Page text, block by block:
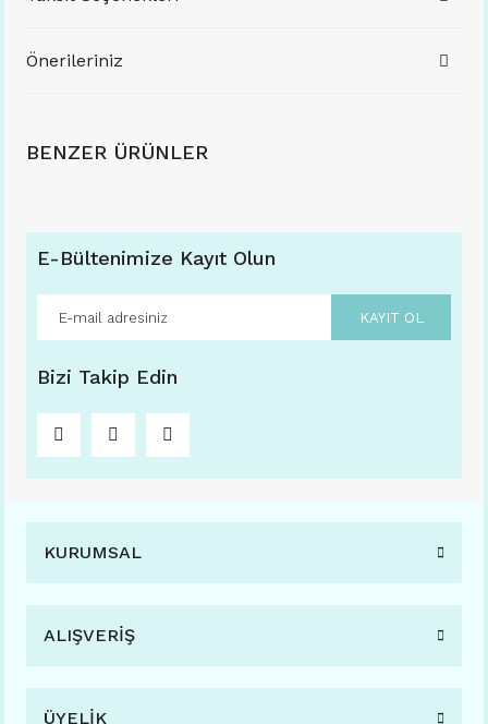
Önerileriniz
BENZER ÜRÜNLER
VOGS RETRO 626 48-18 (FARKLI RENK SEÇENEKLERİ İLE) C04 SİYAH
E-Bültenimize Kayıt Olun
KAYIT OL
Bizi Takip Edin
KURUMSAL
ALIŞVERİŞ
ÜYELİK